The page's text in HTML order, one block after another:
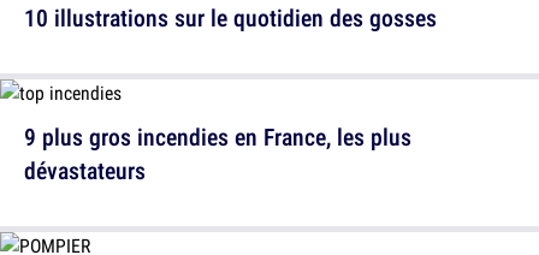
10 illustrations sur le quotidien des gosses
9 plus gros incendies en France, les plus
dévastateurs